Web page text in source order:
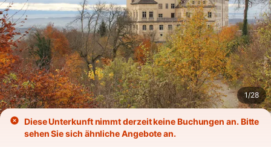
1/28
Diese Unterkunft nimmt derzeit keine Buchungen an. Bitte
sehen Sie sich ähnliche Angebote an.